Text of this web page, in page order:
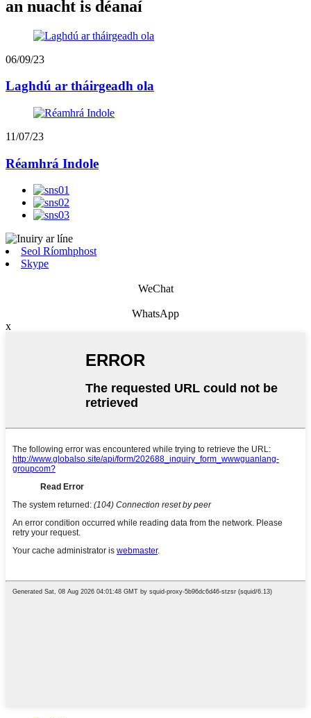
an nuacht is déanaí
06/09/23
Laghdú ar tháirgeadh ola
11/07/23
Réamhrá Indole
Seol Ríomhphost
Skype
WeChat
WhatsApp
x